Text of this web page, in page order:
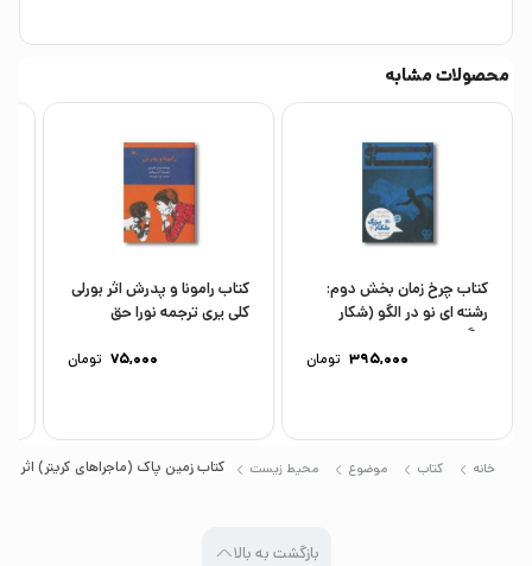
محصولات مشابه
کتاب چرخ زمان بخش دوم:
رشته ای نو در الگو (شکار
بزرگ...
395,000 تومان
کتاب رامونا و پدرش اثر بورلی
کلی یری ترجمه نورا حق
75,000 تومان
خانه کتاب موضوع محیط زیست کتاب زمین پاک (ماجراهای کریتر) اثر
بازگشت به بالا